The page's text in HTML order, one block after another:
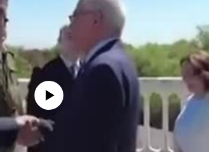
source currently available